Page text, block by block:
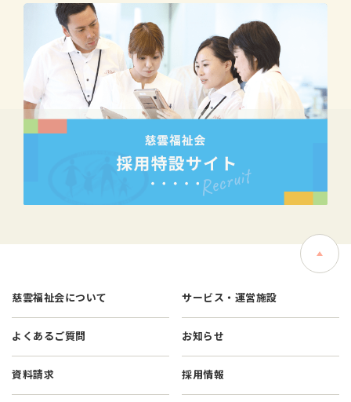
慈雲福祉会について サービス・運営施設
よくあるご質問 お知らせ
資料請求 採用情報